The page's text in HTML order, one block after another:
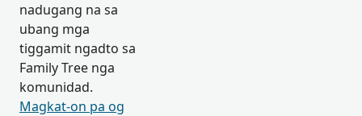
nadugang na sa
ubang mga
tiggamit ngadto sa
Family Tree nga
komunidad.
Magkat-on pa og